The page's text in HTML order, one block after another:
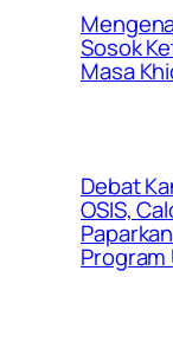
Sosok
Masa
Debat
OSIS,